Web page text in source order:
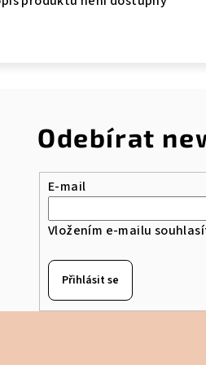
Odebírat
E-mail
Vložením e-mailu
Přihlásit se